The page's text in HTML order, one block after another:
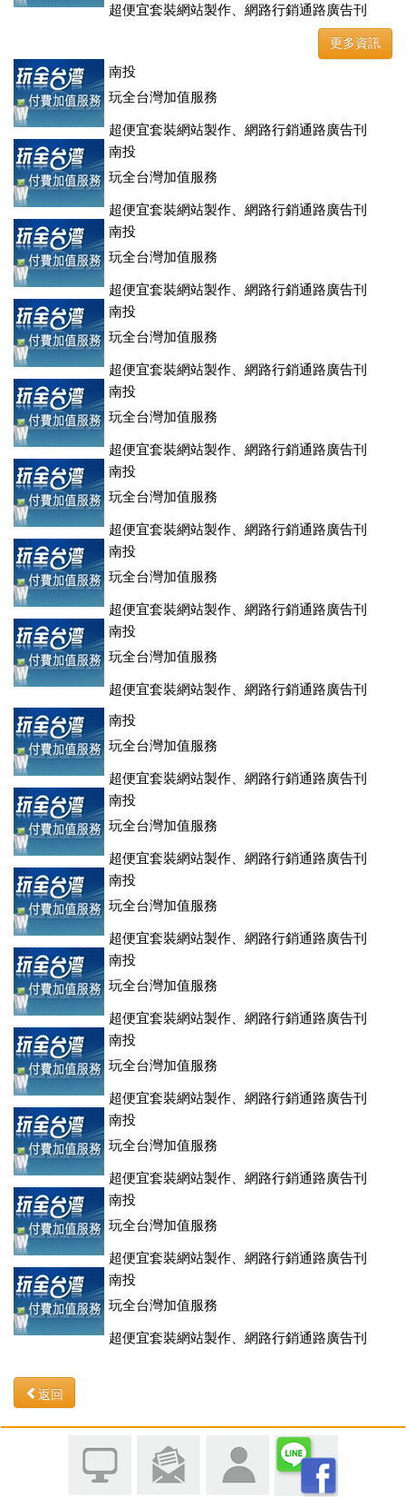
超便宜套裝網站製作、網路行銷通路廣告刊
登、訂房系統、客房委託旅行社銷售，全面優惠中....
更多資訊
南投
玩全台灣加值服務
超便宜套裝網站製作、網路行銷通路廣告刊
登、訂房系統、客房委託旅行社銷售，全面優惠中....
南投
玩全台灣加值服務
超便宜套裝網站製作、網路行銷通路廣告刊
登、訂房系統、客房委託旅行社銷售，全面優惠中....
南投
玩全台灣加值服務
超便宜套裝網站製作、網路行銷通路廣告刊
登、訂房系統、客房委託旅行社銷售，全面優惠中....
南投
玩全台灣加值服務
超便宜套裝網站製作、網路行銷通路廣告刊
登、訂房系統、客房委託旅行社銷售，全面優惠中....
南投
玩全台灣加值服務
超便宜套裝網站製作、網路行銷通路廣告刊
登、訂房系統、客房委託旅行社銷售，全面優惠中....
南投
玩全台灣加值服務
超便宜套裝網站製作、網路行銷通路廣告刊
登、訂房系統、客房委託旅行社銷售，全面優惠中....
南投
玩全台灣加值服務
超便宜套裝網站製作、網路行銷通路廣告刊
登、訂房系統、客房委託旅行社銷售，全面優惠中....
南投
玩全台灣加值服務
超便宜套裝網站製作、網路行銷通路廣告刊
登、訂房系統、客房委託旅行社銷售，全面優惠中....
南投
玩全台灣加值服務
超便宜套裝網站製作、網路行銷通路廣告刊
登、訂房系統、客房委託旅行社銷售，全面優惠中....
南投
玩全台灣加值服務
超便宜套裝網站製作、網路行銷通路廣告刊
登、訂房系統、客房委託旅行社銷售，全面優惠中....
南投
玩全台灣加值服務
超便宜套裝網站製作、網路行銷通路廣告刊
登、訂房系統、客房委託旅行社銷售，全面優惠中....
南投
玩全台灣加值服務
超便宜套裝網站製作、網路行銷通路廣告刊
登、訂房系統、客房委託旅行社銷售，全面優惠中....
南投
玩全台灣加值服務
超便宜套裝網站製作、網路行銷通路廣告刊
登、訂房系統、客房委託旅行社銷售，全面優惠中....
南投
玩全台灣加值服務
超便宜套裝網站製作、網路行銷通路廣告刊
登、訂房系統、客房委託旅行社銷售，全面優惠中....
南投
玩全台灣加值服務
超便宜套裝網站製作、網路行銷通路廣告刊
登、訂房系統、客房委託旅行社銷售，全面優惠中....
南投
玩全台灣加值服務
超便宜套裝網站製作、網路行銷通路廣告刊
返回